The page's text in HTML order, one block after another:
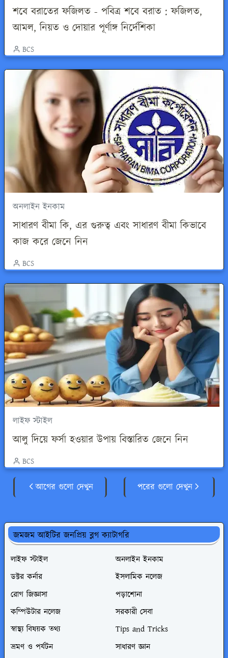
শবে বরাতের ফজিলত - পবিত্র শবে বরাত : ফজিলত,
আমল, নিয়ত ও দোয়ার পূর্ণাঙ্গ নির্দেশিকা
BCS
অনলাইন ইনকাম
সাধারণ বীমা কি, এর গুরুত্ব এবং সাধারণ বীমা কিভাবে
কাজ করে জেনে নিন
BCS
লাইফ স্টাইল
আলু দিয়ে ফর্সা হওয়ার উপায় বিস্তারিত জেনে নিন
BCS
আগের গুলো দেখুন পরের গুলো দেখুন
জমজম আইটির জনপ্রিয় ব্লগ ক্যাটাগরি
লাইফ স্টাইল
অনলাইন ইনকাম
ডক্টর কর্নার
ইসলামিক নলেজ
রোগ জিজ্ঞাসা
পড়াশোনা
কম্পিউটার নলেজ
সরকারী সেবা
স্বাস্থ্য বিষয়ক তথ্য
Tips and Tricks
ভ্রমণ ও পর্যটন
সাধারণ জ্ঞান